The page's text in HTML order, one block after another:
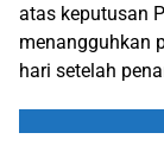
atas keputusan
menangguhkan
hari setelah